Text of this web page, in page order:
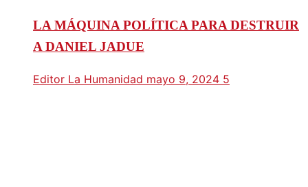
LA MÁQUINA POLÍTICA PARA DESTRUIR
A DANIEL JADUE
Editor La Humanidad mayo 9, 2024 5